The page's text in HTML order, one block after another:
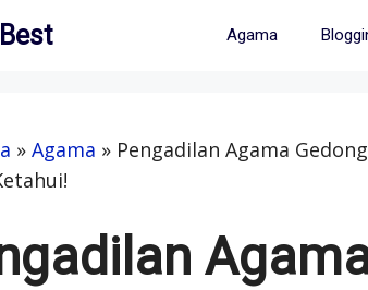
Agama
» Agama » Pengadilan Agama